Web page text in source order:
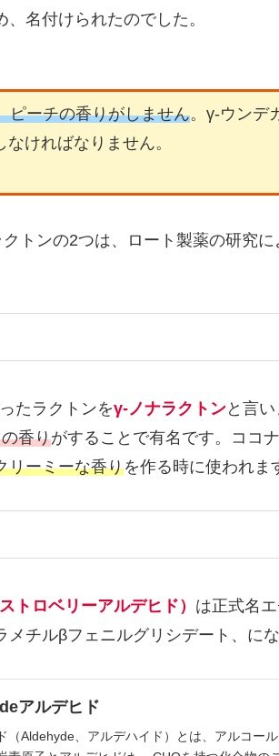
名付けられたのでした。
ピーチの香りがしません。γ-ウンデ
ければなりません。
トンの2つは、ロート製薬の研究に
たラクトンをγ-ノナラクトンと言
香りがすることで有名です。ココ
リーミーな香りを作る時に使われま
トロベリーアルデヒド） は正式名
メチルβフェニルグリシデート、
アルデヒド
（Aldehyde、アルデハイド）とは、アルコー